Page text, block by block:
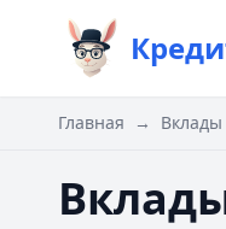
Главная → Вклады